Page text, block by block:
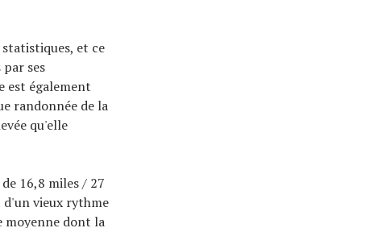
et ce
ses
est également
randonnée de la
qu'elle
16,8 miles / 27
vieux rythme
moyenne dont la